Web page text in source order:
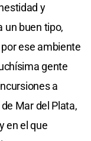
y
un buen tipo,
ese ambiente
gente
a
Mar del Plata,
en el que